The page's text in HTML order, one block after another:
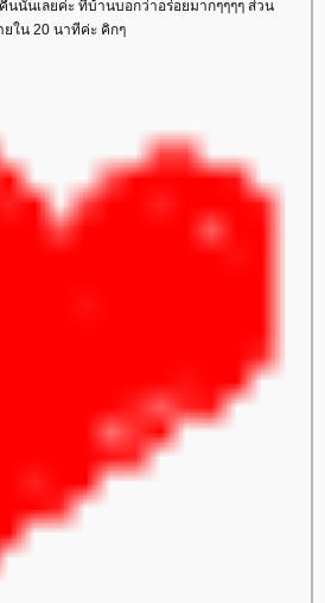
นั้นเลยค่ะ ที่บ้านบอกว่าอร่อยมากๆๆๆๆ ส่วน
ใน 20 นาทีค่ะ คิกๆ